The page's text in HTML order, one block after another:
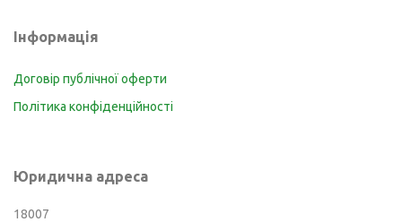
Інформація
Договір публічної оферти
Політика конфіденційності
Юридична адреса
18007